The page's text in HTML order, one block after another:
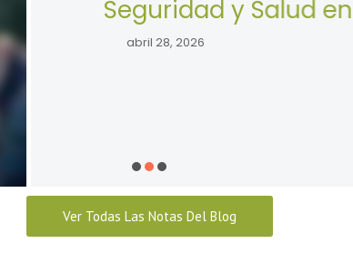
el trabajo.
Ver Todas Las Notas Del Blog